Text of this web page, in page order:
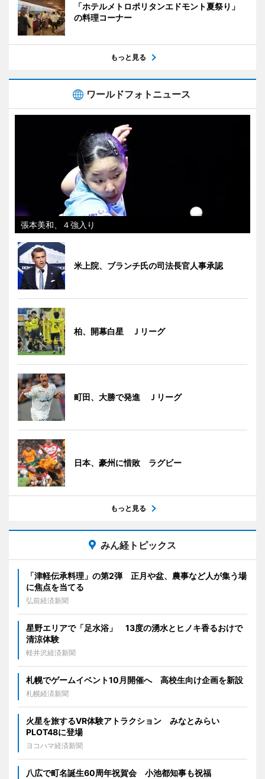
「ホテルメトロポリタンエドモント夏祭り」
の料理コーナー
もっと見る
ワールドフォトニュース
張本美和、４強入り
米上院、ブランチ氏の司法長官人事承認
柏、開幕白星 Ｊリーグ
町田、大勝で発進 Ｊリーグ
日本、豪州に惜敗 ラグビー
もっと見る
みん経トピックス
「津軽伝承料理」の第2弾 正月や盆、農事など人が集う場
に焦点を当てる
弘前経済新聞
星野エリアで「足水浴」 13度の湧水とヒノキ香るおけで
清涼体験
軽井沢経済新聞
札幌でゲームイベント10月開催へ 高校生向け企画を新設
札幌経済新聞
火星を旅するVR体験アトラクション みなとみらい
PLOT48に登場
ヨコハマ経済新聞
八広で町名誕生60周年祝賀会 小池都知事も祝福